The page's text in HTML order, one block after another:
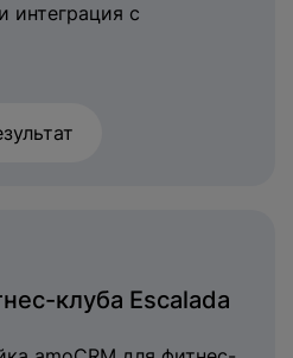
интеграция с
клуба Escalada